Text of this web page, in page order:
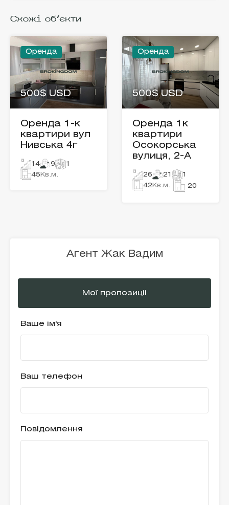
Схожі об'єкти
Оренда
500$ USD
Оренда 1-к
квартири вул
Нивська 4г
14 9
1
45 Кв.м.
Оренда
500$ USD
Оренда 1к
квартири
Осокорська
вулиця, 2-А
26 21
1
42 Кв.м. 20
Агент Жак Вадим
Мої пропозиціі
Ваше ім'я
Ваш телефон
Повідомлення